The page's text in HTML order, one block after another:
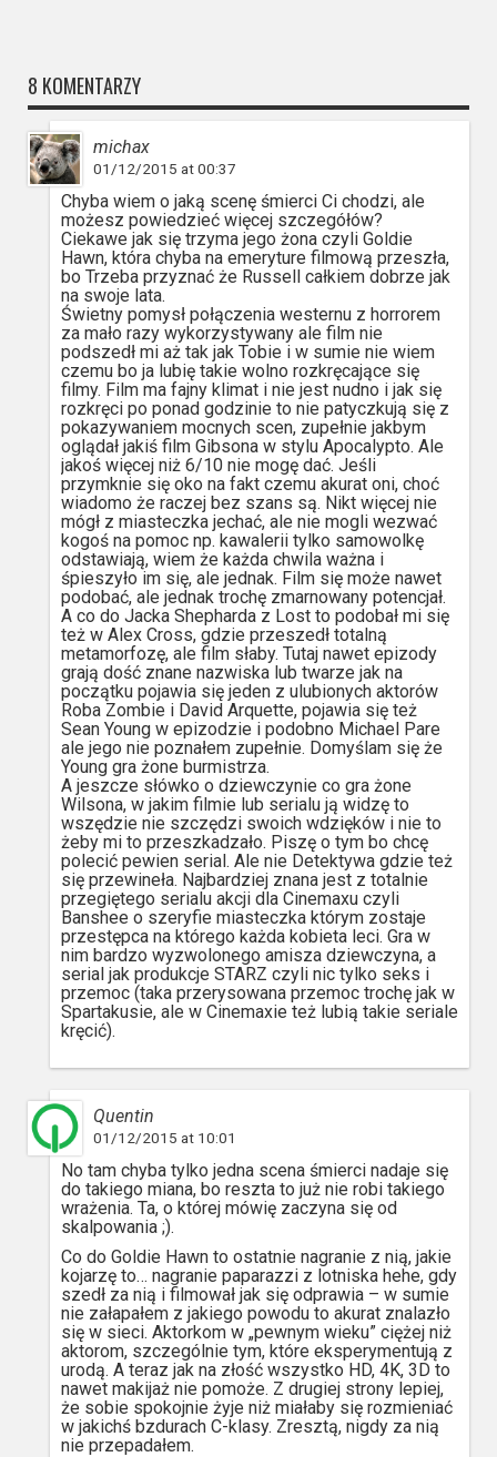
8 KOMENTARZY
michax
01/12/2015 at 00:37
Chyba wiem o jaką scenę śmierci Ci chodzi, ale
możesz powiedzieć więcej szczegółów?
Ciekawe jak się trzyma jego żona czyli Goldie
Hawn, która chyba na emeryture filmową przeszła,
bo Trzeba przyznać że Russell całkiem dobrze jak
na swoje lata.
Świetny pomysł połączenia westernu z horrorem
za mało razy wykorzystywany ale film nie
podszedł mi aż tak jak Tobie i w sumie nie wiem
czemu bo ja lubię takie wolno rozkręcające się
filmy. Film ma fajny klimat i nie jest nudno i jak się
rozkręci po ponad godzinie to nie patyczkują się z
pokazywaniem mocnych scen, zupełnie jakbym
oglądał jakiś film Gibsona w stylu Apocalypto. Ale
jakoś więcej niż 6/10 nie mogę dać. Jeśli
przymknie się oko na fakt czemu akurat oni, choć
wiadomo że raczej bez szans są. Nikt więcej nie
mógł z miasteczka jechać, ale nie mogli wezwać
kogoś na pomoc np. kawalerii tylko samowolkę
odstawiają, wiem że każda chwila ważna i
śpieszyło im się, ale jednak. Film się może nawet
podobać, ale jednak trochę zmarnowany potencjał.
A co do Jacka Shepharda z Lost to podobał mi się
też w Alex Cross, gdzie przeszedł totalną
metamorfozę, ale film słaby. Tutaj nawet epizody
grają dość znane nazwiska lub twarze jak na
początku pojawia się jeden z ulubionych aktorów
Roba Zombie i David Arquette, pojawia się też
Sean Young w epizodzie i podobno Michael Pare
ale jego nie poznałem zupełnie. Domyślam się że
Young gra żone burmistrza.
A jeszcze słówko o dziewczynie co gra żone
Wilsona, w jakim filmie lub serialu ją widzę to
wszędzie nie szczędzi swoich wdzięków i nie to
żeby mi to przeszkadzało. Piszę o tym bo chcę
polecić pewien serial. Ale nie Detektywa gdzie też
się przewineła. Najbardziej znana jest z totalnie
przegiętego serialu akcji dla Cinemaxu czyli
Banshee o szeryfie miasteczka którym zostaje
przestępca na którego każda kobieta leci. Gra w
nim bardzo wyzwolonego amisza dziewczyna, a
serial jak produkcje STARZ czyli nic tylko seks i
przemoc (taka przerysowana przemoc trochę jak w
Spartakusie, ale w Cinemaxie też lubią takie seriale
kręcić).
Quentin
01/12/2015 at 10:01
No tam chyba tylko jedna scena śmierci nadaje się
do takiego miana, bo reszta to już nie robi takiego
wrażenia. Ta, o której mówię zaczyna się od
skalpowania ;).
Co do Goldie Hawn to ostatnie nagranie z nią, jakie
kojarzę to… nagranie paparazzi z lotniska hehe, gdy
szedł za nią i filmował jak się odprawia – w sumie
nie załapałem z jakiego powodu to akurat znalazło
się w sieci. Aktorkom w „pewnym wieku” ciężej niż
aktorom, szczególnie tym, które eksperymentują z
urodą. A teraz jak na złość wszystko HD, 4K, 3D to
nawet makijaż nie pomoże. Z drugiej strony lepiej,
że sobie spokojnie żyje niż miałaby się rozmieniać
w jakichś bzdurach C-klasy. Zresztą, nigdy za nią
nie przepadałem.